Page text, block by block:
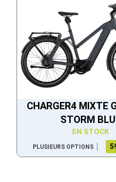
CHARGER4 MIXTE
STORM
EN STOCK
PLUSIEURS OPTIONS